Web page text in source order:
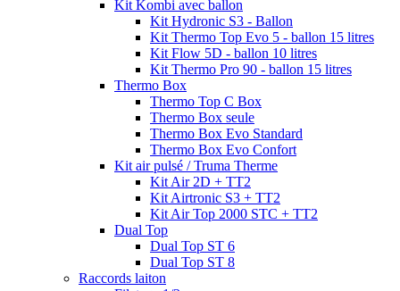
Kit Kombi avec ballon
Kit Hydronic S3 - Ballon
Kit Thermo Top Evo 5 - ballon 15 litres
Kit Flow 5D - ballon 10 litres
Kit Thermo Pro 90 - ballon 15 litres
Thermo Box
Thermo Top C Box
Thermo Box seule
Thermo Box Evo Standard
Thermo Box Evo Confort
Kit air pulsé / Truma Therme
Kit Air 2D + TT2
Kit Airtronic S3 + TT2
Kit Air Top 2000 STC + TT2
Dual Top
Dual Top ST 6
Dual Top ST 8
Raccords laiton